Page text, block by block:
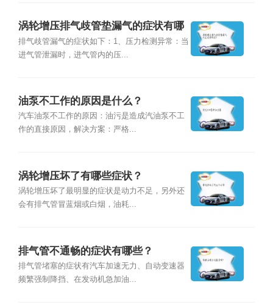
涡轮增压排气歧管垫漏气的症状有哪
些？
排气歧管漏气的症状如下：1、压力检测异常：当
进气管泄漏时，进气管内的压...
油泵不工作的原因是什么？
汽车油泵不工作的原因：油污是造成汽油泵不工
作的直接原因，解决方案：严格...
涡轮增压坏了有哪些症状？
涡轮增压坏了最明显的症状是动力不足，另外还
会有排气管冒蓝烟或白烟，油耗...
排气管不通畅的症状有哪些？
排气管堵塞的症状有汽车加速无力、自动变速器
频繁强制降挡、在发动机急加油...